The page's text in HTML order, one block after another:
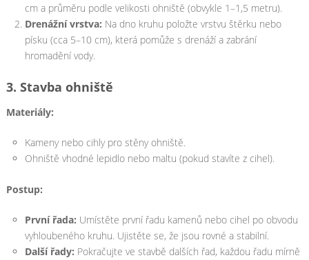
cm a průměru podle velikosti ohniště (obvykle 1–1,5 metru).
Drenážní vrstva: Na dno kruhu položte vrstvu štěrku nebo
písku (cca 5–10 cm), která pomůže s drenáží a zabrání
hromadění vody.
3. Stavba ohniště
Materiály:
Kameny nebo cihly pro stěny ohniště.
Ohniště vhodné lepidlo nebo maltu (pokud stavíte z cihel).
Postup:
První řada: Umístěte první řadu kamenů nebo cihel po obvodu
vyhloubeného kruhu. Ujistěte se, že jsou rovné a stabilní.
Další řady: Pokračujte ve stavbě dalších řad, každou řadu mírně